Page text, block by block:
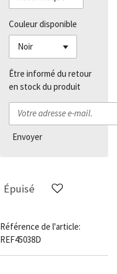
Couleur disponible
Être informé du retour
en stock du produit
Envoyer
Épuisé
Référence de l'article:
REF45038D